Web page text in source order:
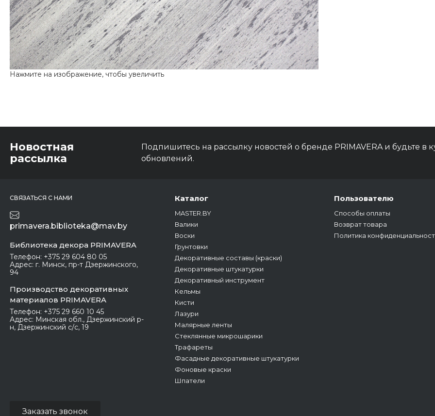
Новостная
рассылка
Подпишитесь на рассылку новостей о бренде PRIMAVERA и будьте в
обновлений.
СВЯЗАТЬСЯ С НАМИ
primavera.biblioteka@mav.by
Библиотека декора PRIMAVERA
Телефон: +375 29 604 80 05
Адрес: г. Минск, пр-т Дзержинского,
94
Производство декоративных
материалов PRIMAVERA
Телефон: +375 29 660 10 45
Адрес: Минская обл., Дзержинский р-
н, Дзержинский с/с, 19
Каталог
MASTER.BY
Валики
Воски
Грунтовки
Декоративные составы (краски)
Декоративные штукатурки
Декоративный инструмент
Кельмы
Кисти
Лазури
Малярные ленты
Стеклянные микрошарики
Трафареты
Фасадные декоративные штукатурки
Фоновые краски
Шпатели
Пользователю
Способы оплаты
Возврат товара
Политика
Заказать звонок